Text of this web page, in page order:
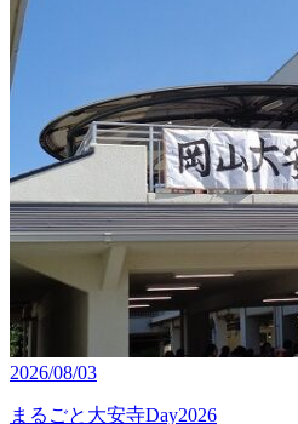
2026/08/03
まるごと大安寺Day2026